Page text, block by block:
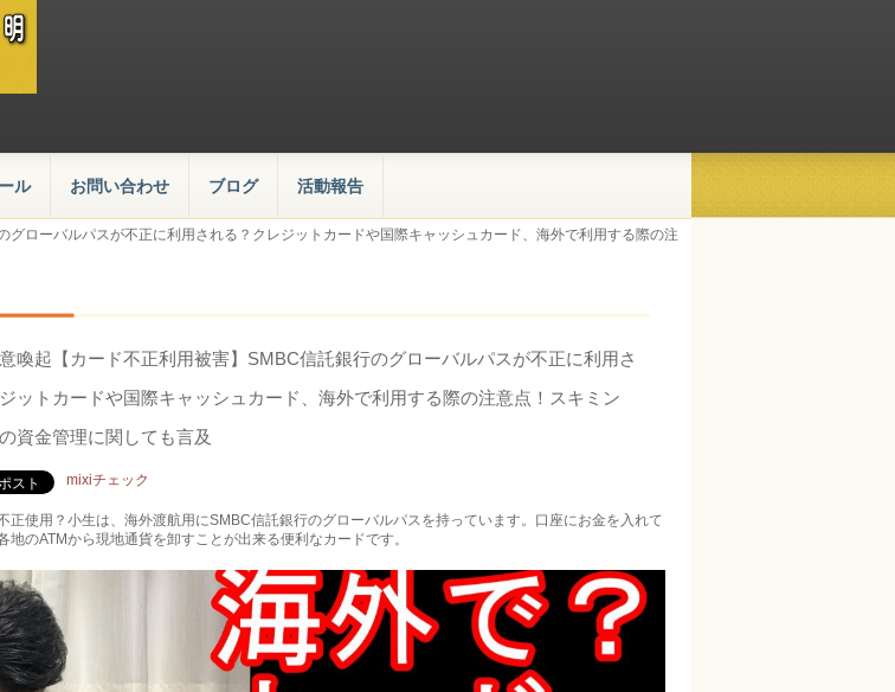
ル お問い合わせ ブログ 活動報告
ローバルパスが不正に利用される？クレジットカードや国際キャッシュカード、海外で利用する際の注
喚起【カード不正利用被害】SMBC信託銀行のグローバルパスが不正に利用さ
ットカードや国際キャッシュカード、海外で利用する際の注意点！スキミン
資金管理に関しても言及
mixiチェック
正使用？小生は、海外渡航用にSMBC信託銀行のグローバルパスを持っています。口座にお金を入れて
地のATMから現地通貨を卸すことが出来る便利なカードです。